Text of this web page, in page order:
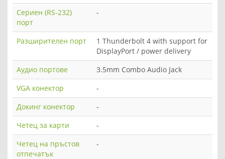
Сериен (RS-232)
порт
-
Разширителен порт
1 Thunderbolt 4 with support for
DisplayPort / power delivery
Аудио портове
3.5mm Combo Audio Jack
VGA конектор
-
Докинг конектор
-
Четец за карти
-
Четец на пръстов
отпечатък
-